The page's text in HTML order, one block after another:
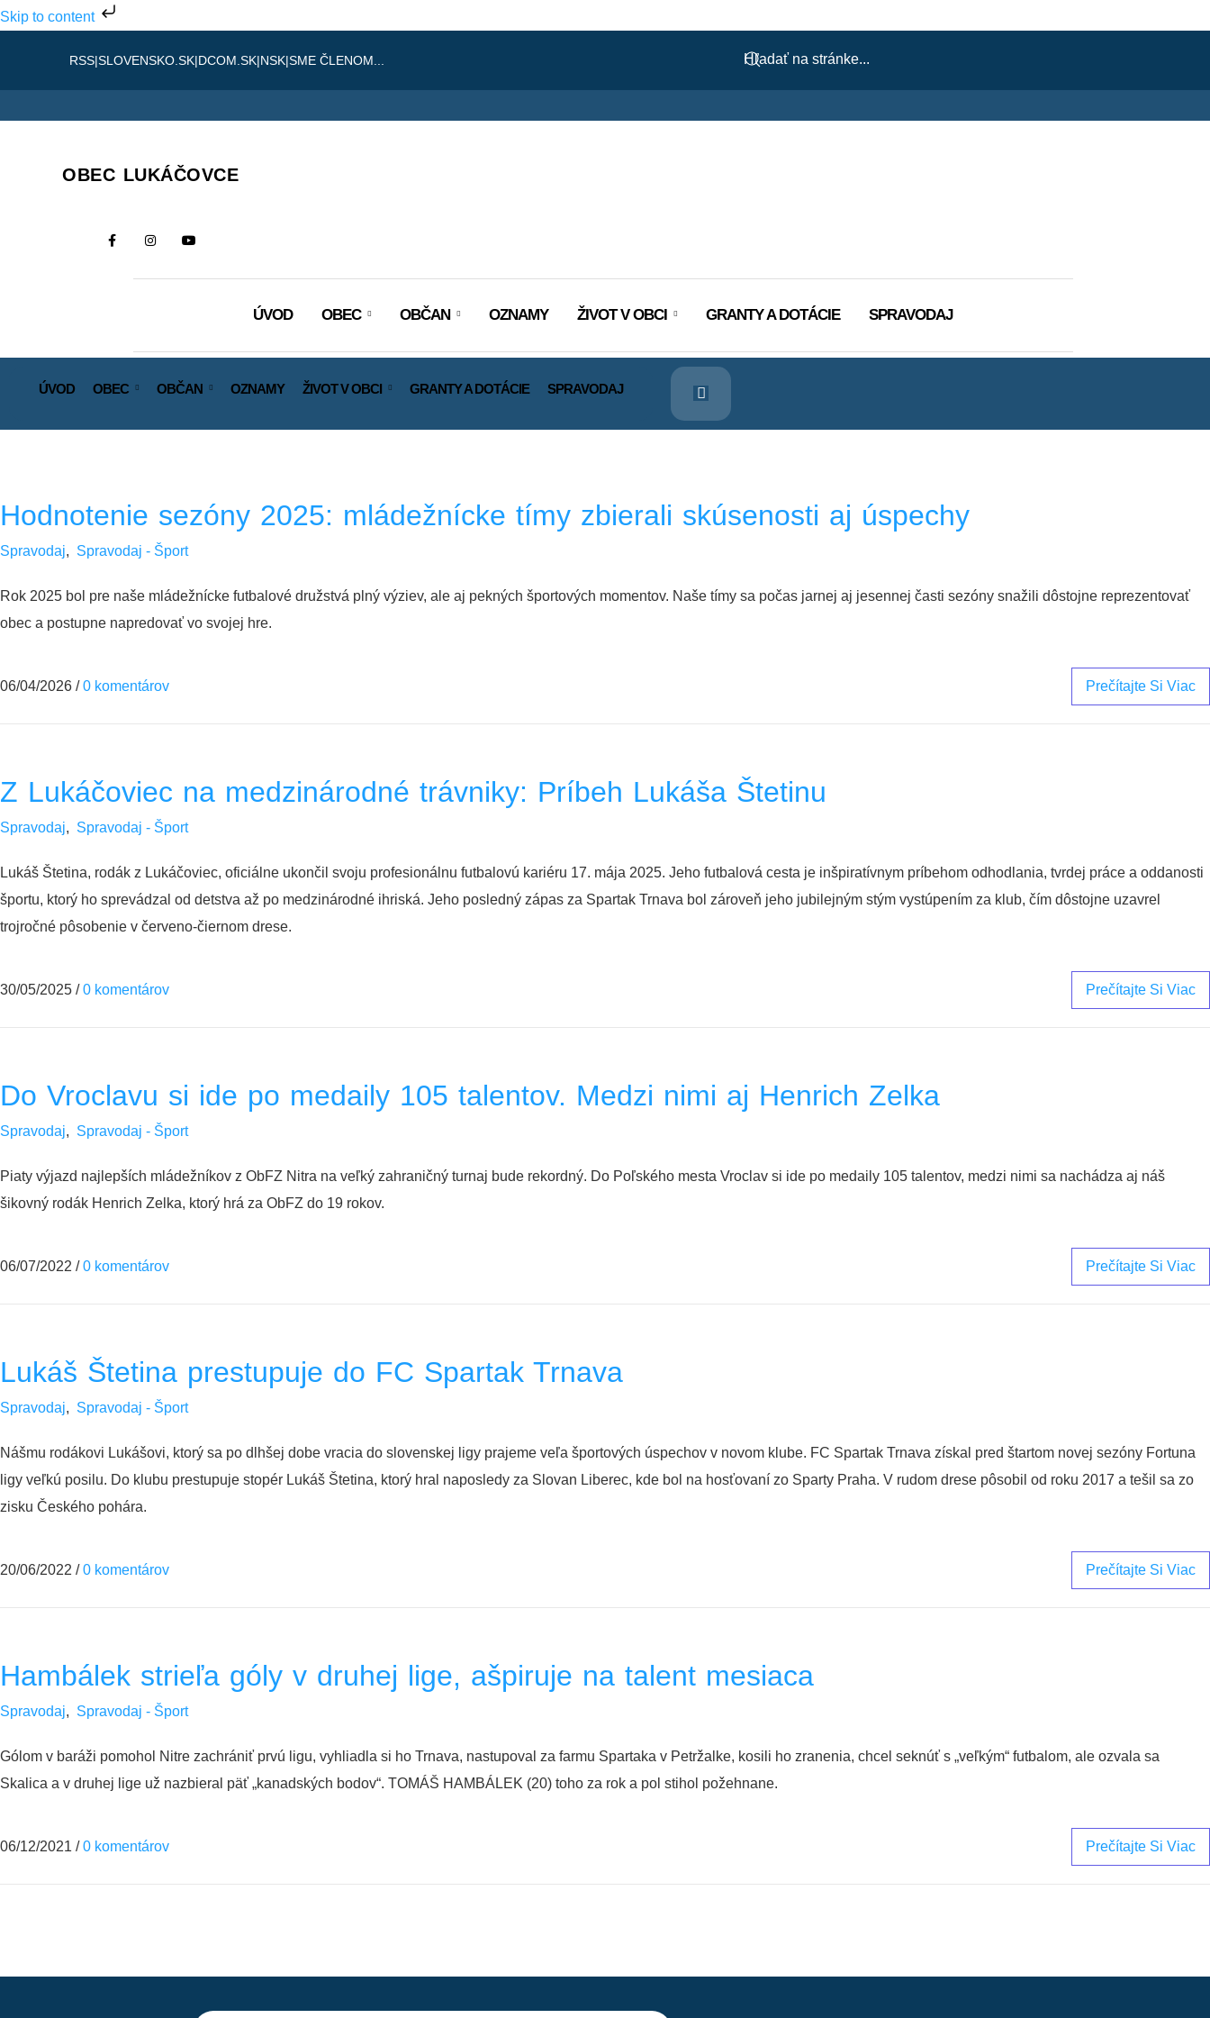
Skip to content
RSS|SLOVENSKO.SK|DCOM.SK|NSK|SME ČLENOM...
OBEC LUKÁČOVCE
ÚVOD OBEC OBČAN OZNAMY ŽIVOT V OBCI GRANTY A DOTÁCIE SPRAVODAJ
ÚVOD OBEC OBČAN OZNAMY ŽIVOT V OBCI GRANTY A DOTÁCIE SPRAVODAJ
Hodnotenie sezóny 2025: mládežnícke tímy zbierali skúsenosti aj úspechy
Spravodaj, Spravodaj - Šport
Rok 2025 bol pre naše mládežnícke futbalové družstvá plný výziev, ale aj pekných športových momentov. Naše tímy sa počas jarnej aj jesennej časti sezóny snažili dôstojne reprezentovať
obec a postupne napredovať vo svojej hre.
06/04/2026 / 0 komentárov Prečítajte Si Viac
Z Lukáčoviec na medzinárodné trávniky: Príbeh Lukáša Štetinu
Spravodaj, Spravodaj - Šport
Lukáš Štetina, rodák z Lukáčoviec, oficiálne ukončil svoju profesionálnu futbalovú kariéru 17. mája 2025. Jeho futbalová cesta je inšpiratívnym príbehom odhodlania, tvrdej práce a oddanosti
športu, ktorý ho sprevádzal od detstva až po medzinárodné ihriská. Jeho posledný zápas za Spartak Trnava bol zároveň jeho jubilejným stým vystúpením za klub, čím dôstojne uzavrel
trojročné pôsobenie v červeno-čiernom drese.
30/05/2025 / 0 komentárov Prečítajte Si Viac
Do Vroclavu si ide po medaily 105 talentov. Medzi nimi aj Henrich Zelka
Spravodaj, Spravodaj - Šport
Piaty výjazd najlepších mládežníkov z ObFZ Nitra na veľký zahraničný turnaj bude rekordný. Do Poľského mesta Vroclav si ide po medaily 105 talentov, medzi nimi sa nachádza aj náš
šikovný rodák Henrich Zelka, ktorý hrá za ObFZ do 19 rokov.
06/07/2022 / 0 komentárov Prečítajte Si Viac
Lukáš Štetina prestupuje do FC Spartak Trnava
Spravodaj, Spravodaj - Šport
Nášmu rodákovi Lukášovi, ktorý sa po dlhšej dobe vracia do slovenskej ligy prajeme veľa športových úspechov v novom klube. FC Spartak Trnava získal pred štartom novej sezóny Fortuna
ligy veľkú posilu. Do klubu prestupuje stopér Lukáš Štetina, ktorý hral naposledy za Slovan Liberec, kde bol na hosťovaní zo Sparty Praha. V rudom drese pôsobil od roku 2017 a tešil sa zo
zisku Českého pohára.
20/06/2022 / 0 komentárov Prečítajte Si Viac
Hambálek strieľa góly v druhej lige, ašpiruje na talent mesiaca
Spravodaj, Spravodaj - Šport
Gólom v baráži pomohol Nitre zachrániť prvú ligu, vyhliadla si ho Trnava, nastupoval za farmu Spartaka v Petržalke, kosili ho zranenia, chcel seknúť s „veľkým“ futbalom, ale ozvala sa
Skalica a v druhej lige už nazbieral päť „kanadských bodov“. TOMÁŠ HAMBÁLEK (20) toho za rok a pol stihol požehnane.
06/12/2021 / 0 komentárov Prečítajte Si Viac